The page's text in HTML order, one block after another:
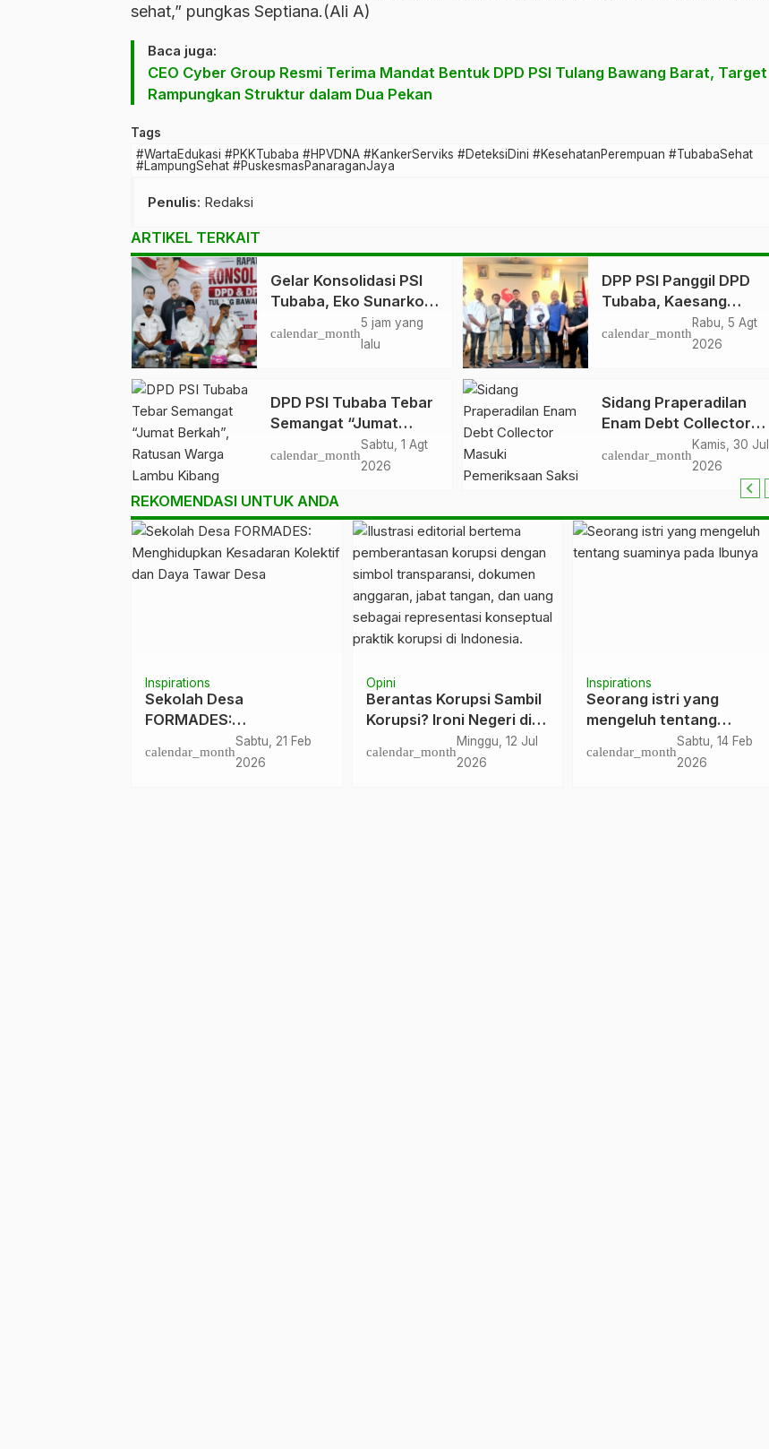
sehat,” pungkas Septiana.(Ali A)
Baca juga:
CEO Cyber Group Resmi Terima Mandat Bentuk DPD PSI Tulang Bawang Barat, Target
Rampungkan Struktur dalam Dua Pekan
Tags
#WartaEdukasi #PKKTubaba #HPVDNA #KankerServiks #DeteksiDini #KesehatanPerempuan #TubabaSehat
#LampungSehat #PuskesmasPanaraganJaya
Penulis: Redaksi
ARTIKEL TERKAIT
Gelar Konsolidasi PSI
Tubaba, Eko Sunarko
calendar_month
5 jam yang
lalu
DPP PSI Panggil DPD
Tubaba, Kaesang
Pangarep Beri Pesan
Khusus: Bentuk
2029
calendar_month
Rabu, 5 Agt
2026
DPD PSI Tubaba Tebar
Semangat “Jumat
Berkah”, Ratusan
Warga Lambu Kibang
calendar_month
Sabtu, 1 Agt
2026
Sidang Praperadilan
Enam Debt Collector
Masuki Pemeriksaan
Saksi
calendar_month
Kamis, 30 Jul
2026
REKOMENDASI UNTUK ANDA
Inspirations
Sekolah Desa
FORMADES:
Menghidupkan
Kesadaran Kolektif dan
calendar_month
Sabtu, 21 Feb
2026
Opini
Berantas Korupsi Sambil
Korupsi? Ironi Negeri di
Tengah Deretan Skandal
Bernilai Triliunan Rupiah
calendar_month
Minggu, 12 Jul
2026
Inspirations
Seorang istri yang
mengeluh tentang
suaminya pada Ibunya
calendar_month
Sabtu, 14 Feb
2026